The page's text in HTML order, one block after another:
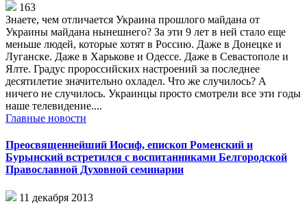
163
Знаете, чем отличается Украина прошлого майдана от
Украины майдана нынешнего? За эти 9 лет в ней стало еще
меньше людей, которые хотят в Россию. Даже в Донецке и
Луганске. Даже в Харькове и Одессе. Даже в Севастополе и
Ялте. Градус пророссийских настроений за последнее
десятилетие значительно охладел. Что же случилось? А
ничего не случилось. Украинцы просто смотрели все эти годы
наше телевидение....
Главные новости
Преосвященнейший Иосиф, епископ Роменский и
Бурынский встретился с воспитанниками Белгородской
Православной Духовной семинарии
11 декабря 2013